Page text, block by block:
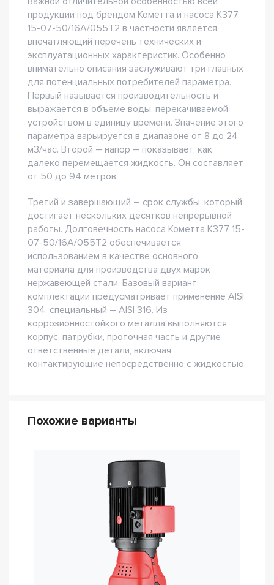
продукции под брендом Кометта и насоса К377
15-07-50/16А/055Т2 в частности является
впечатляющий перечень технических и
эксплуатационных характеристик. Особенно
внимательно описания заслуживают три главных
для потенциальных потребителей параметра.
Первый называется производительность и
выражается в объеме воды, перекачиваемой
устройством в единицу времени. Значение этого
параметра варьируется в диапазоне от 8 до 24
м3/час. Второй – напор – показывает, как
далеко перемещается жидкость. Он составляет
от 50 до 94 метров.
Третий и завершающий – срок службы, который
достигает нескольких десятков непрерывной
работы. Долговечность насоса Кометта К377 15-
07-50/16А/055Т2 обеспечивается
использованием в качестве основного
материала для производства двух марок
нержавеющей стали. Базовый вариант
комплектации предусматривает применение AISI
304, специальный – AISI 316. Из
коррозионностойкого металла выполняются
корпус, патрубки, проточная часть и другие
ответственные детали, включая
контактирующие непосредственно с жидкостью.
Похожие варианты